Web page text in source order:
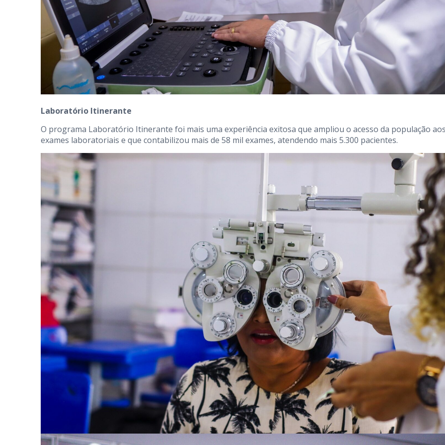
Laboratório Itinerante
O programa Laboratório Itinerante foi mais uma experiência exitosa que ampliou o acesso da população
exames laboratoriais e que contabilizou mais de 58 mil exames, atendendo mais 5.300 pacientes.